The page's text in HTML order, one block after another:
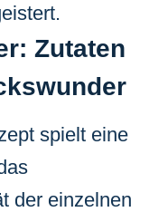
Zutaten
spielt eine
der einzelnen